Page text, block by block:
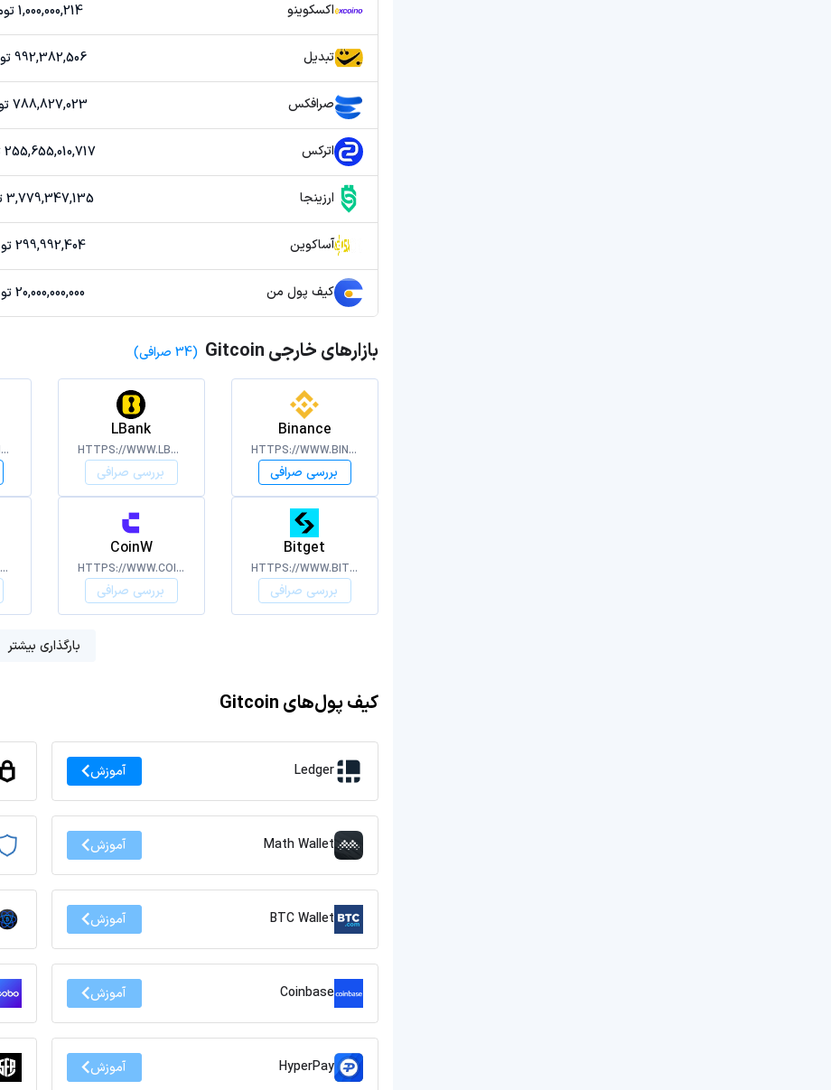
اکسکوینو 1,000,000,214 تومان
تبدیل 992,382,506 تومان
صرافکس 788,827,023 تومان
اترکس 255,655,010,717 تومان
ارزینجا 3,779,347,135 تومان
آساکوین 299,992,404 تومان
کیف پول من 20,000,000,000 تومان
بازارهای خارجی Gitcoin (34 صرافی)
Binance
HTTPS://WWW.BINANCE.COM/
بررسی صرافی
LBank
HTTPS://WWW.LBANK.COM/
بررسی صرافی
HTTP://WWW.BYBIT.COM/
Bitget
HTTPS://WWW.BITGET.COM
بررسی صرافی
CoinW
HTTPS://WWW.COINW.COM/
بررسی صرافی
HTTPS://WWW.ZOOMEX.COM/
بارگذاری بیشتر
کیف پول‌های Gitcoin
Ledger آموزش
Math Wallet آموزش
BTC Wallet آموزش
Coinbase آموزش
HyperPay آموزش